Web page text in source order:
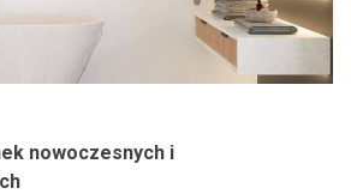
nowoczesnych i